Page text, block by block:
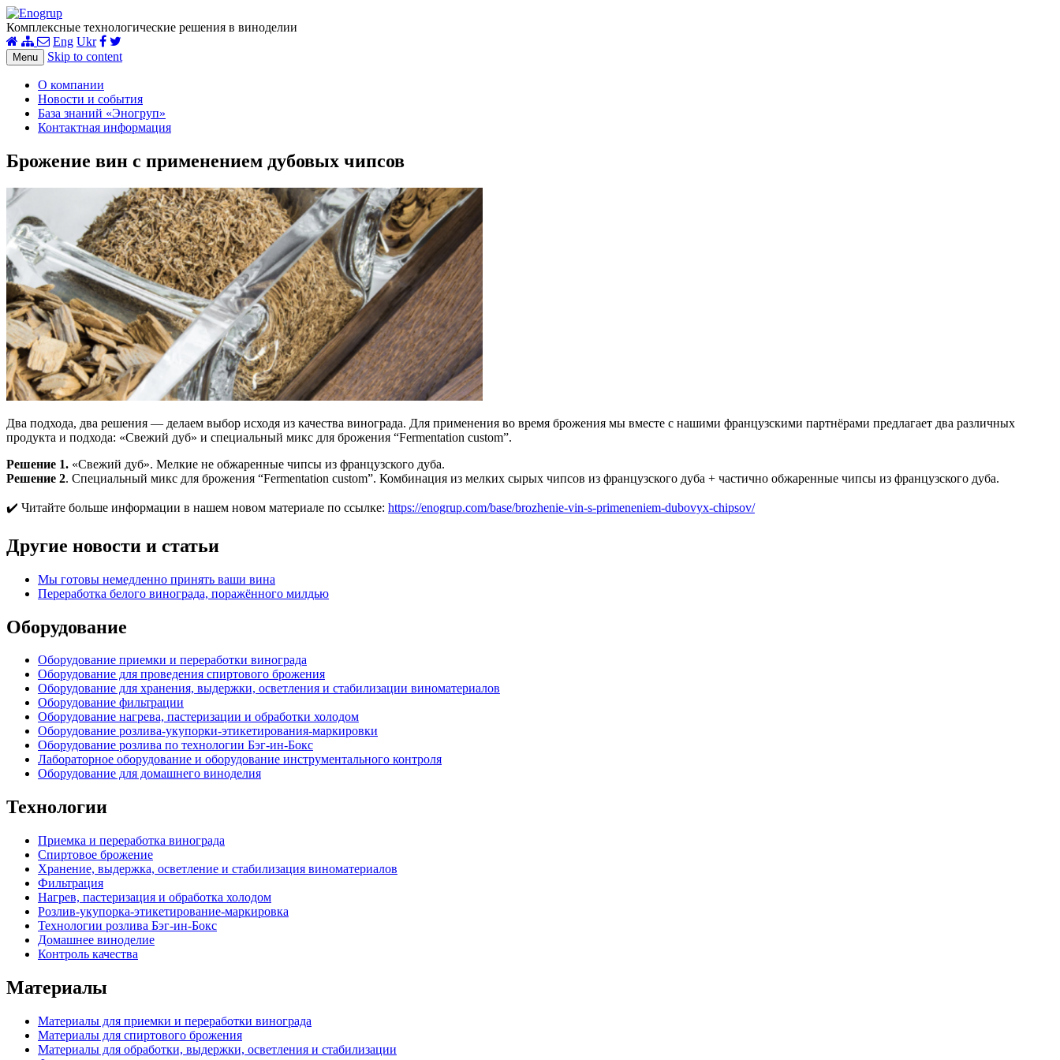
Комплексные технологические решения в виноделии
Eng Ukr
Menu Skip to content
О компании
Новости и события
База знаний «Эногруп»
Контактная информация
Брожение вин с применением дубовых чипсов
Два подхода, два решения — делаем выбор исходя из качества винограда. Для применения во время брожения мы вместе с нашими французскими партнёрами предлагает два различных
продукта и подхода: «Свежий дуб» и специальный микс для брожения “Fermentation custom”.
Решение 1. «Свежий дуб». Мелкие не обжаренные чипсы из французского дуба.
Решение 2. Специальный микс для брожения “Fermentation custom”. Комбинация из мелких сырых чипсов из французского дуба + частично обжаренные чипсы из французского дуба.
✔️ Читайте больше информации в нашем новом материале по ссылке: https://enogrup.com/base/brozhenie-vin-s-primeneniem-dubovyx-chipsov/
Другие новости и статьи
Мы готовы немедленно принять ваши вина
Переработка белого винограда, поражённого милдью
Оборудование
Оборудование приемки и переработки винограда
Оборудование для проведения спиртового брожения
Оборудование для хранения, выдержки, осветления и стабилизации виноматериалов
Оборудование фильтрации
Оборудование нагрева, пастеризации и обработки холодом
Оборудование розлива-укупорки-этикетирования-маркировки
Оборудование розлива по технологии Бэг-ин-Бокс
Лабораторное оборудование и оборудование инструментального контроля
Оборудование для домашнего виноделия
Технологии
Приемка и переработка винограда
Спиртовое брожение
Хранение, выдержка, осветление и стабилизация виноматериалов
Фильтрация
Нагрев, пастеризация и обработка холодом
Розлив-укупорка-этикетирование-маркировка
Технологии розлива Бэг-ин-Бокс
Домашнее виноделие
Контроль качества
Материалы
Материалы для приемки и переработки винограда
Материалы для спиртового брожения
Материалы для обработки, выдержки, осветления и стабилизации